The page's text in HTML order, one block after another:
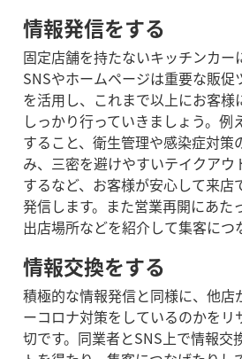
情報発信をする
固定店舗を持たないキッチンカー
SNSやホームページは重要な販促
を活用し、これまで以上にお客様
しっかり行っていきましょう。例
すること、衛生管理や感染症対策
み、三密を避けやすいテイクアウ
するなど、お客様が安心して来店
発信します。 また営業再開にあた
出店場所などを紹介して集客につ
情報交換をする
積極的な情報発信と同様に、他店
ーコロナ対策をしているのかをリ
切です。同業者とSNS上で情報交